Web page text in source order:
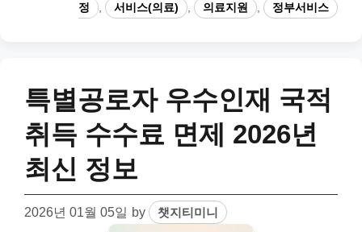
정
서비스(의료) 의료지원 정부서비스
특별공로자 우수인재 국적
취득 수수료 면제 2026년
최신 정보
2026년 01월 05일 by 챗지티미니